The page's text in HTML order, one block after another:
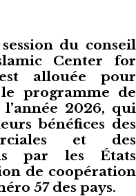
du conseil
Center for
allouée pour
programme de
2026, qui
bénéfices des
et des
par les États
de coopération
57 des pays.